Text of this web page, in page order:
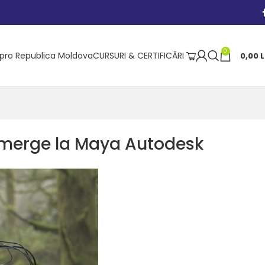
Republica MoldovaCURSURI & CERTIFICĂRI 0 0,00
la Maya Autodesk